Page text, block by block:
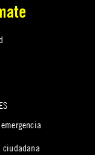
ciudadana